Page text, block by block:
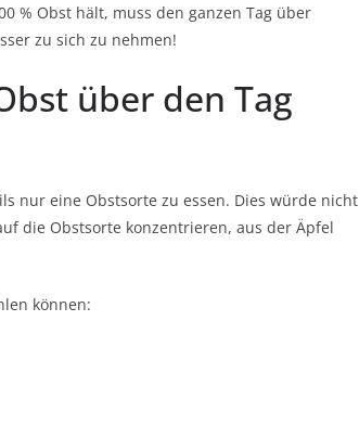
% Obst hält, muss den ganzen Tag über
zu sich zu nehmen!
über den Tag
nur eine Obstsorte zu essen. Dies würde nicht
die Obstsorte konzentrieren, aus der Äpfel
können: